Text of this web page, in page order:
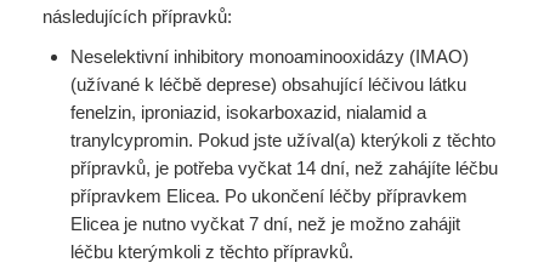
následujících přípravků:
Neselektivní inhibitory monoaminooxidázy (IMAO)
(užívané k léčbě deprese) obsahující léčivou látku
fenelzin, iproniazid, isokarboxazid, nialamid a
tranylcypromin. Pokud jste užíval(a) kterýkoli z těchto
přípravků, je potřeba vyčkat 14 dní, než zahájíte léčbu
přípravkem Elicea. Po ukončení léčby přípravkem
Elicea je nutno vyčkat 7 dní, než je možno zahájit
léčbu kterýmkoli z těchto přípravků.